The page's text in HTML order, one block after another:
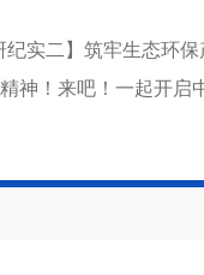
纪实二】筑牢生态环
神！来吧！一起开